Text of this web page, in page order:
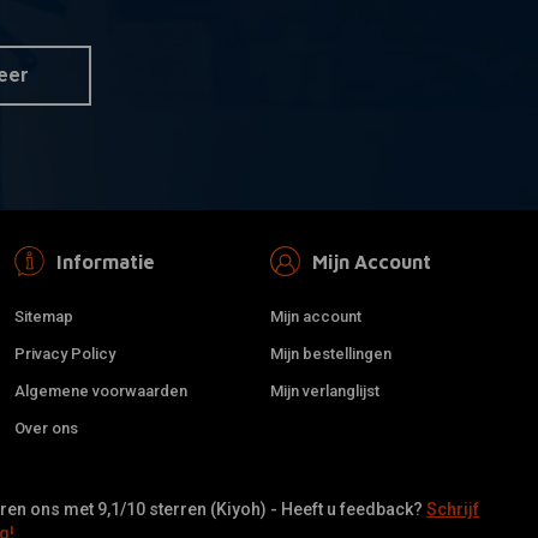
Informatie
Sitemap
Privacy Policy
Algemene voorwaarden
Over ons
Mijn Account
Mijn account
Mijn bestellingen
Mijn verlanglijst
ons met 9,1/10 sterren (Kiyoh) - Heeft u feedback?Schrijf